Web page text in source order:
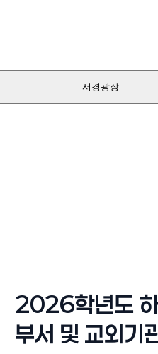
서경광장
2026학년도 하
부서 및 교외기